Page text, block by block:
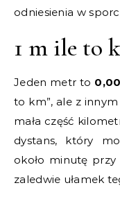
odniesienia w
1 m ile to
Jeden metr to
to km”, ale z
mała część
dystans, który
około minutę
zaledwie ułamek